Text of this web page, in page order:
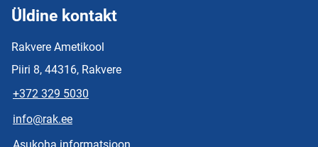
Üldine kontakt
Rakvere Ametikool
Piiri 8, 44316, Rakvere
+372 329 5030
info@rak.ee